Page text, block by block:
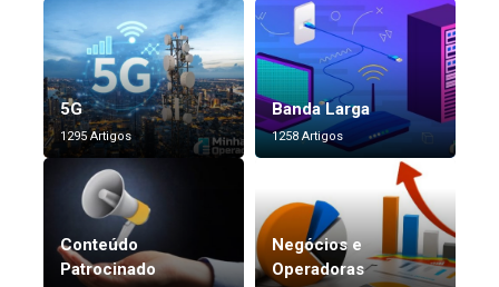
5G
1295 Artigos
Banda Larga
1258 Artigos
Conteúdo
Patrocinado
Negócios e
Operadoras